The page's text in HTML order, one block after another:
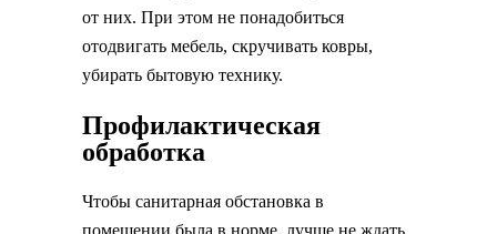
от них. При этом не понадобиться
отодвигать мебель, скручивать ковры,
убирать бытовую технику.
Профилактическая
обработка
Чтобы санитарная обстановка в
помещении была в норме, лучше не ждать